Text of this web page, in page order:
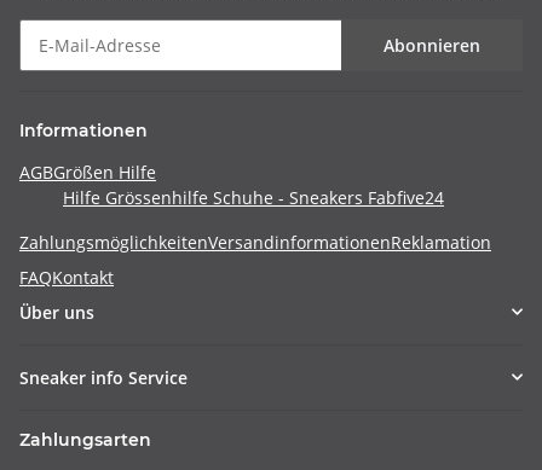
Abonnieren
Informationen
AGBGrößen Hilfe
Hilfe Grössenhilfe Schuhe - Sneakers Fabfive24
ZahlungsmöglichkeitenVersandinformationenReklamation
FAQKontakt
Über uns
Sneaker info Service
Zahlungsarten